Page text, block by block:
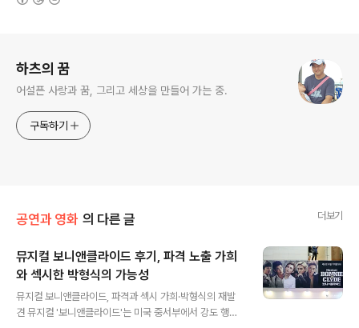
하츠의 꿈
어설픈 사랑과 꿈, 그리고 세상을 만들어 가는 중.
구독하기
공연과 영화 의 다른 글 더보기
뮤지컬 보니앤클라이드 후기, 파격 노출 가희
와 섹시한 박형식의 가능성
뮤지컬 보니앤클라이드, 파격과 섹시 가희·박형식의 재발
견 뮤지컬 '보니앤클라이드'는 미국 중서부에서 강도 행위